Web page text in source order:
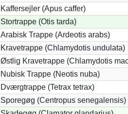
Kaffersejler (Apus caffer)
Stortrappe (Otis tarda)
Arabisk Trappe (Ardeotis arabs)
Kravetrappe (Chlamydotis undulata)
Østlig Kravetrappe (Chlamydotis
Nubisk Trappe (Neotis nuba)
Dværgtrappe (Tetrax tetrax)
Sporegøg (Centropus senegalensis)